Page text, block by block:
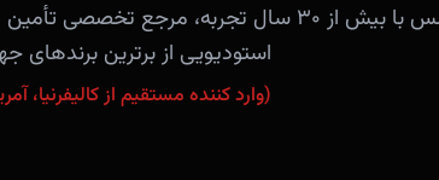
فروشگاه آندلس با بیش از ۳۰ سال تجربه،
استودیویی از برترین برندهای
(وارد کننده مستقیم از کالیفرنیا،